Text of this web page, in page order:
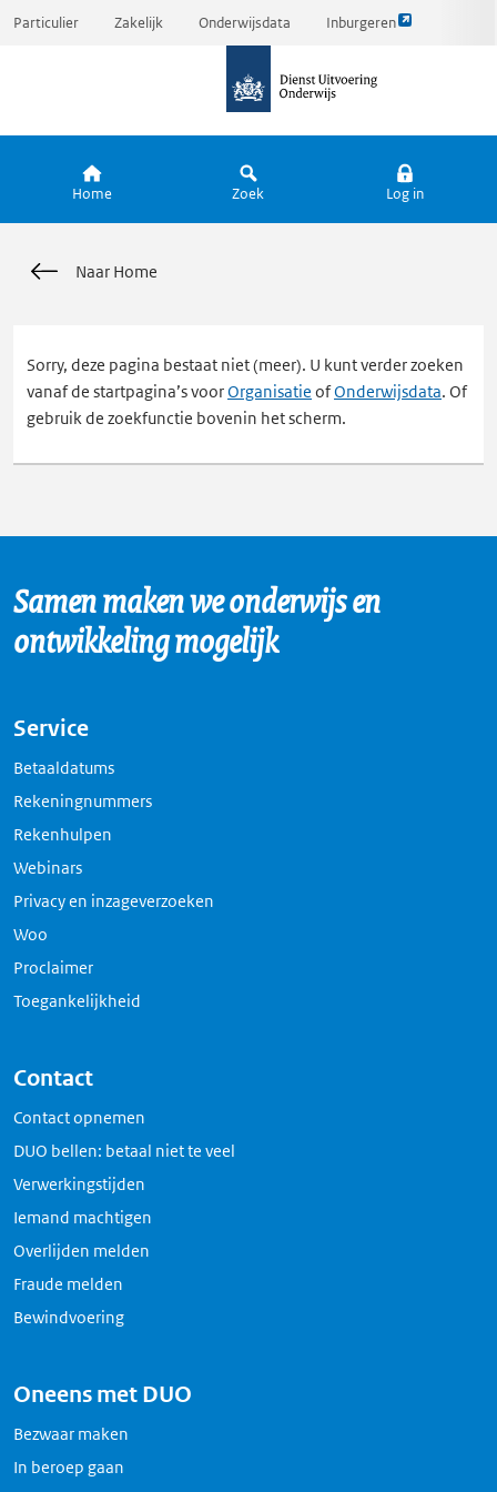
Ga
Particulier Zakelijk Onderwijsdata Inburgeren
Link
pagina
de
Home Zoek Log in
Naar Home
Sorry, deze pagina bestaat niet (meer). U kunt verder zoeken
vanaf de startpagina’s voorOrganisatie ofOnderwijsdata. Of
gebruik de zoekfunctie bovenin het scherm.
Samen maken we onderwijs en
ontwikkeling mogelijk
Service
Betaaldatums
Rekeningnummers
Rekenhulpen
Webinars
Privacy en inzageverzoeken
Woo
Proclaimer
Toegankelijkheid
Contact
Contact opnemen
DUO bellen: betaal niet te veel
Verwerkingstijden
Iemand machtigen
Overlijden melden
Fraude melden
Bewindvoering
Oneens met DUO
Bezwaar maken
In beroep gaan